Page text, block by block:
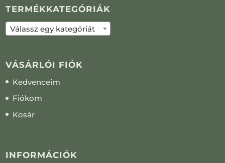
TERMÉKKATEGÓRIÁK
Válassz egy kategóriát
VÁSÁRLÓI FIÓK
Kedvenceim
Fiókom
Kosár
INFORMÁCIÓK